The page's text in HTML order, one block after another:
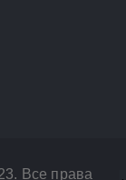
Все права